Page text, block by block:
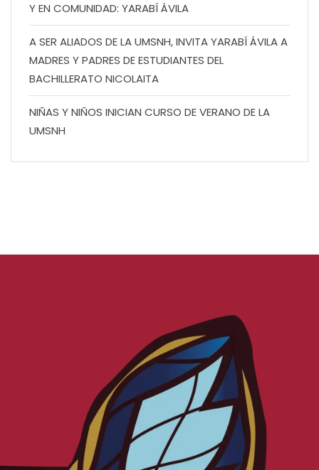
Y EN COMUNIDAD: YARABÍ ÁVILA
A SER ALIADOS DE LA UMSNH, INVITA YARABÍ ÁVILA A
MADRES Y PADRES DE ESTUDIANTES DEL
BACHILLERATO NICOLAITA
NIÑAS Y NIÑOS INICIAN CURSO DE VERANO DE LA
UMSNH